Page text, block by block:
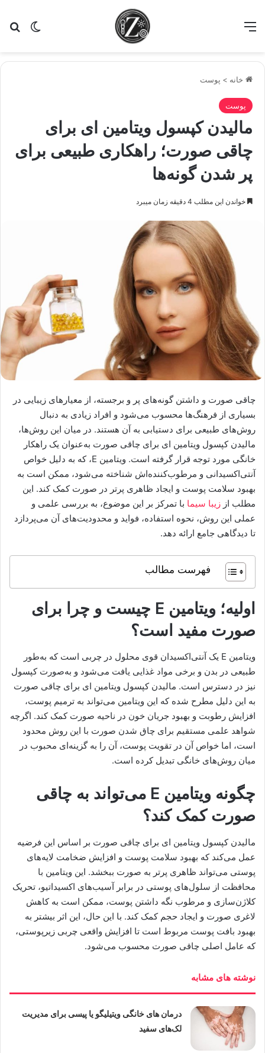
تغییر منو
خانه > پوست
پوست
مالیدن کپسول ویتامین ای برای
چاقی صورت؛ راهکاری طبیعی برای
پر شدن گونه‌ها
خواندن این مطلب 4 دقیقه زمان میبرد
چاقی صورت و داشتن گونه‌های پر و برجسته، از معیارهای زیبایی در
بسیاری از فرهنگ‌ها محسوب می‌شود و افراد زیادی به دنبال
روش‌های طبیعی برای دستیابی به آن هستند. در میان این روش‌ها،
مالیدن کپسول ویتامین ای برای چاقی صورت به‌عنوان یک راهکار
خانگی مورد توجه قرار گرفته است. ویتامین E، که به دلیل خواص
آنتی‌اکسیدانی و مرطوب‌کننده‌اش شناخته می‌شود، ممکن است به
بهبود سلامت پوست و ایجاد ظاهری پرتر در صورت کمک کند. این
مطلب از زیبا سیما با تمرکز بر این موضوع، به بررسی علمی و
عملی این روش، نحوه استفاده، فواید و محدودیت‌های آن می‌پردازد
تا دیدگاهی جامع ارائه دهد.
فهرست مطالب
اولیه؛ ویتامین E چیست و چرا برای
صورت مفید است؟
ویتامین E یک آنتی‌اکسیدان قوی محلول در چربی است که به‌طور
طبیعی در بدن و برخی مواد غذایی یافت می‌شود و به‌صورت کپسول
نیز در دسترس است. مالیدن کپسول ویتامین ای برای چاقی صورت
به این دلیل مطرح شده که این ویتامین می‌تواند به ترمیم پوست،
افزایش رطوبت و بهبود جریان خون در ناحیه صورت کمک کند. اگرچه
شواهد علمی مستقیم برای چاق شدن صورت با این روش محدود
است، اما خواص آن در تقویت پوست، آن را به گزینه‌ای محبوب در
میان روش‌های خانگی تبدیل کرده است.
چگونه ویتامین E می‌تواند به چاقی
صورت کمک کند؟
مالیدن کپسول ویتامین ای برای چاقی صورت بر اساس این فرضیه
عمل می‌کند که بهبود سلامت پوست و افزایش ضخامت لایه‌های
پوستی می‌تواند ظاهری پرتر به صورت ببخشد. این ویتامین با
محافظت از سلول‌های پوستی در برابر آسیب‌های اکسیداتیو، تحریک
کلاژن‌سازی و مرطوب نگه داشتن پوست، ممکن است به کاهش
لاغری صورت و ایجاد حجم کمک کند. با این حال، این اثر بیشتر به
بهبود بافت پوست مربوط است تا افزایش واقعی چربی زیرپوستی،
که عامل اصلی چاقی صورت محسوب می‌شود.
نوشته های مشابه
درمان های خانگی ویتیلیگو یا پیسی برای مدیریت
لک‌های سفید